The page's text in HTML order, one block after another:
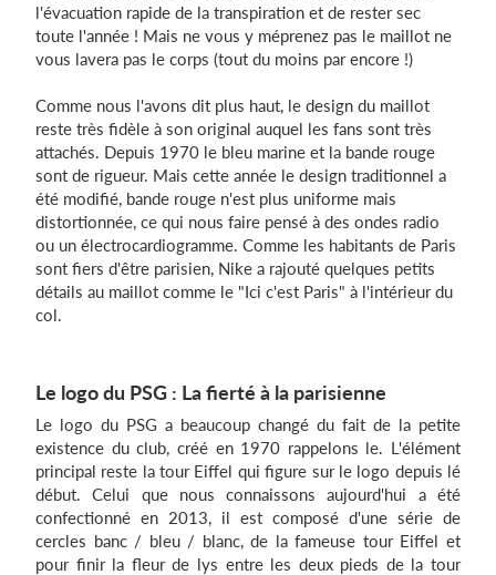
l'évacuation rapide de la transpiration et de rester sec
toute l'année ! Mais ne vous y méprenez pas le maillot ne
vous lavera pas le corps (tout du moins par encore !)
Comme nous l'avons dit plus haut, le design du maillot
reste très fidèle à son original auquel les fans sont très
attachés. Depuis 1970 le bleu marine et la bande rouge
sont de rigueur. Mais cette année le design traditionnel a
été modifié, bande rouge n'est plus uniforme mais
distortionnée, ce qui nous faire pensé à des ondes radio
ou un électrocardiogramme. Comme les habitants de Paris
sont fiers d'être parisien, Nike a rajouté quelques petits
détails au maillot comme le "Ici c'est Paris" à l'intérieur du
col.
Le logo du PSG : La fierté à la parisienne
Le logo du PSG a beaucoup changé du fait de la petite
existence du club, créé en 1970 rappelons le. L'élément
principal reste la tour Eiffel qui figure sur le logo depuis lé
début. Celui que nous connaissons aujourd'hui a été
confectionné en 2013, il est composé d'une série de
cercles banc / bleu / blanc, de la fameuse tour Eiffel et
pour finir la fleur de lys entre les deux pieds de la tour